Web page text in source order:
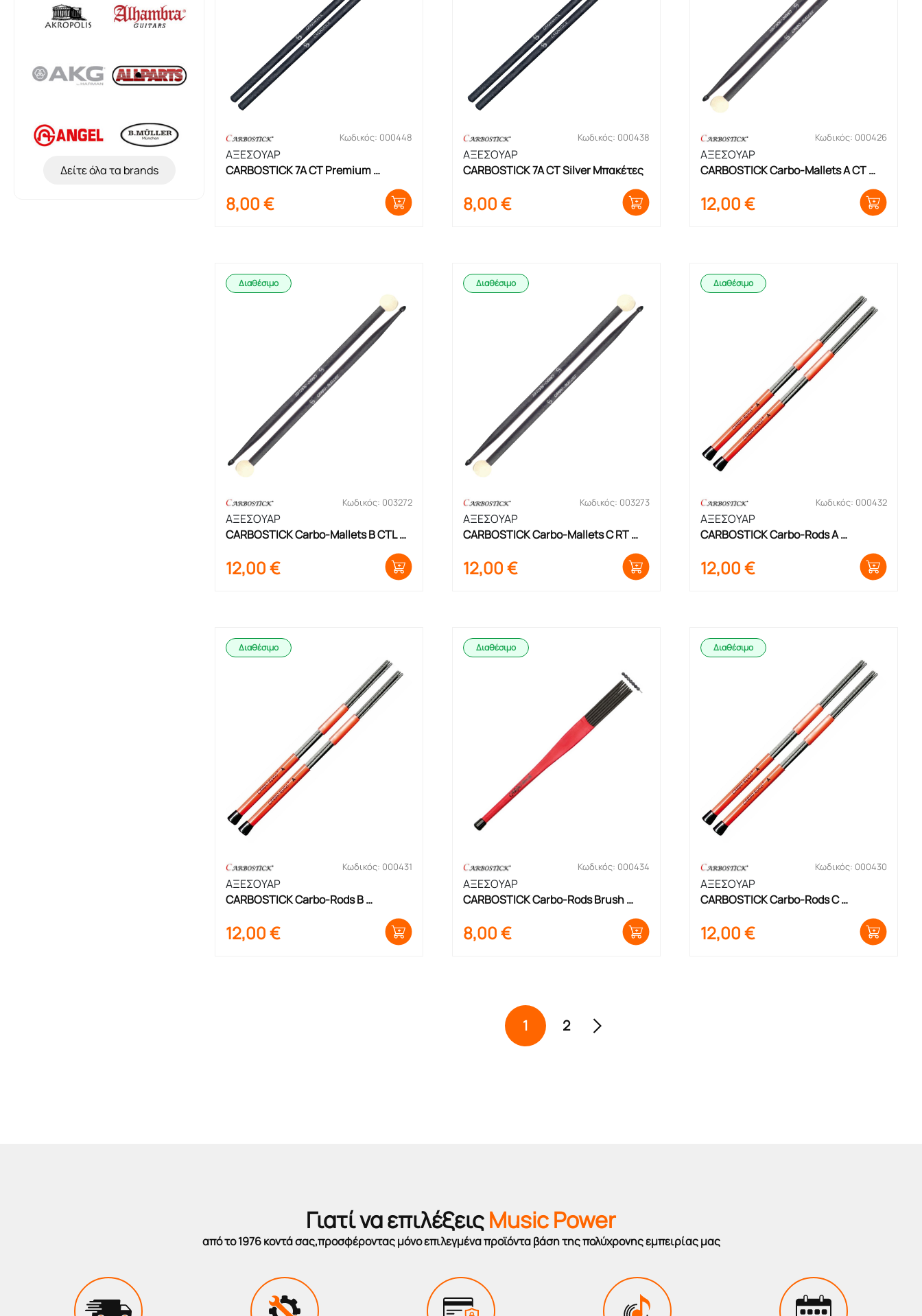
Δείτε όλα τα brands
Κωδικός: 000448
ΑΞΕΣΟΥΑΡ
CARBOSTICK 7A CT Premium
8,00€
Κωδικός: 000438
ΑΞΕΣΟΥΑΡ
CARBOSTICK 7A CT Silver Μπακέτες
8,00€
Κωδικός: 000426
ΑΞΕΣΟΥΑΡ
CARBOSTICK Carbo-Mallets A CT
12,00€
Διαθέσιμο
Κωδικός: 003272
ΑΞΕΣΟΥΑΡ
CARBOSTICK Carbo-Mallets B CTL
12,00€
Διαθέσιμο
Κωδικός: 003273
ΑΞΕΣΟΥΑΡ
CARBOSTICK Carbo-Mallets C RT
12,00€
Διαθέσιμο
Κωδικός: 000432
ΑΞΕΣΟΥΑΡ
CARBOSTICK Carbo-Rods A
12,00€
Διαθέσιμο
Κωδικός: 000431
ΑΞΕΣΟΥΑΡ
CARBOSTICK Carbo-Rods B
12,00€
Διαθέσιμο
Κωδικός: 000434
ΑΞΕΣΟΥΑΡ
CARBOSTICK Carbo-Rods Brush
8,00€
Διαθέσιμο
Κωδικός: 000430
ΑΞΕΣΟΥΑΡ
CARBOSTICK Carbo-Rods C
12,00€
1 2
Γιατί να επιλέξειςMusic Power
από το 1976 κοντά σας,προσφέροντας μόνο επιλεγμένα προϊόντα βάση της πολύχρονης εμπειρίας μας